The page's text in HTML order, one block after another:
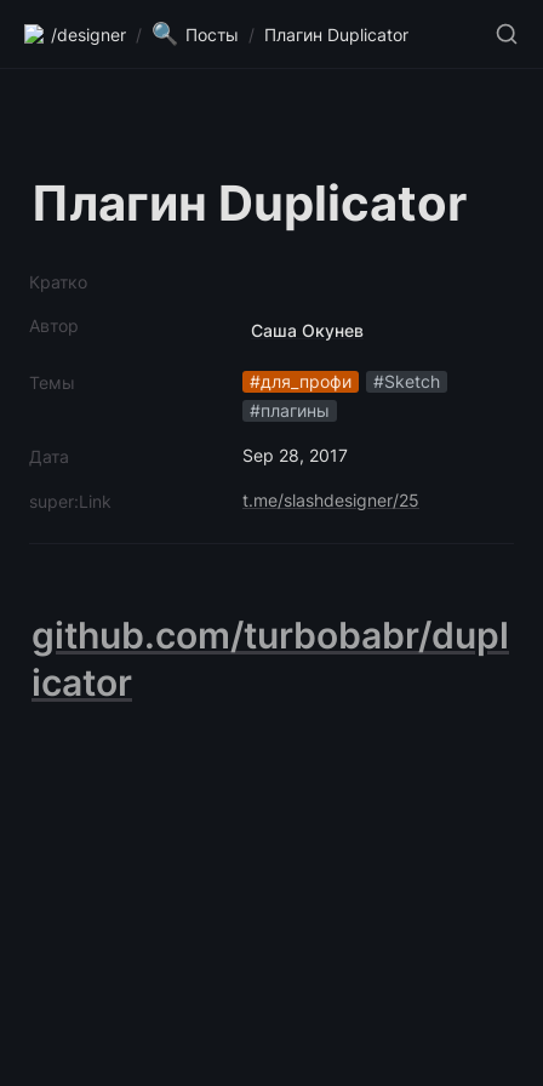
/designer / 🔍 Посты / Плагин Duplicator
Плагин Duplicator
Кратко
Автор Саша Окунев
Темы #для_профи
#Sketch
#плагины
Дата Sep 28, 2017
super:Link t.me/slashdesigner/25
github.com/turbobabr/dupl
icator